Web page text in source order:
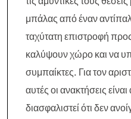
μπάλας από έναν
ταχύτατη επιστροφή
καλύψουν χώρο και να
συμπαίκτες. Για τον
αυτές οι ανακτήσεις
διασφαλιστεί ότι δεν